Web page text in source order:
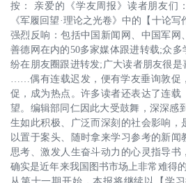
按： 亲爱的《学友周报》读者朋友们
《军履回望·理论之光卷》中的【十论
强烈反响：包括中国新闻网、中国军网
善德网在内的50多家媒体跟进转载;众
纷在朋友圈跟进转发;广大读者朋友很
……偶有连载迟发，便有学友垂询敦促
促，成为热点。许多读者还表达了连载
望。编辑部同仁因此大受鼓舞，深深感
生如此积极、广泛而深刻的社会影响，
以置于案头、随时拿来学习参考的新闻
思考、激发人生奋斗动力的心灵指导书
确实是近年来我国图书市场上非常难得